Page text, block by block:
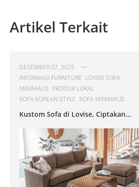
Artikel Terkait
DESEMBER 07, 2025
INFORMASI FURNITURE LOVISE SOFA
MINIMALIS PRODUK LOKAL
SOFA KOREAN STYLE SOFA MINIMALIS
Kustom Sofa di Lovise, Ciptakan